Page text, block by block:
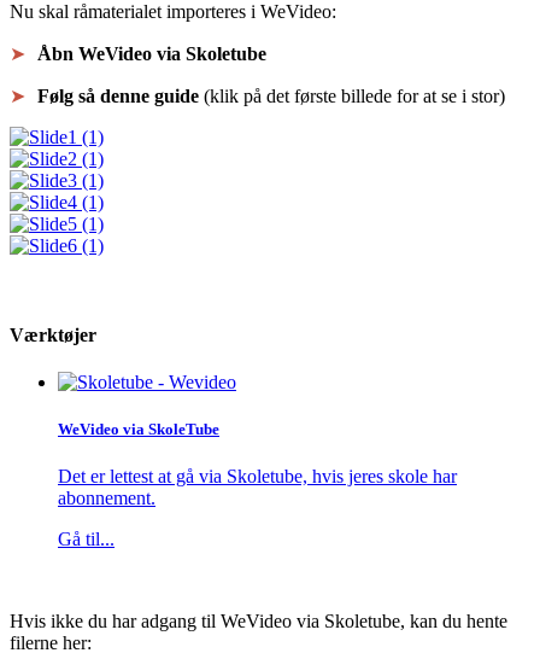
Nu skal råmaterialet importeres i WeVideo:
Åbn WeVideo via Skoletube
Følg så denne guide (klik på det første billede for at se i stor)
Værktøjer
WeVideo via SkoleTube
Det er lettest at gå via Skoletube, hvis jeres skole har
abonnement.
Gå til...
Hvis ikke du har adgang til WeVideo via Skoletube, kan du hente
filerne her: